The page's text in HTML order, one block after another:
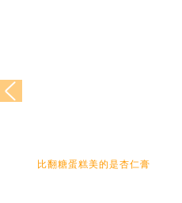
比翻糖蛋糕美的是杏仁膏